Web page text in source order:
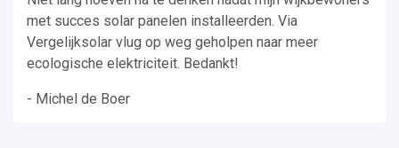
met succes solar panelen installeerden. Via
Vergelijksolar vlug op weg geholpen naar meer
ecologische elektriciteit. Bedankt!
- Michel de Boer